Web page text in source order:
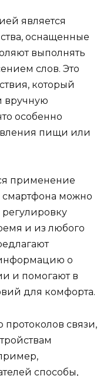
является
оснащенные
выполнять
слов. Это
который
вручную
особенно
пищи или
применение
можно
и из любого
о
и помогают в
для комфорта.
протоколов связи,
способы,